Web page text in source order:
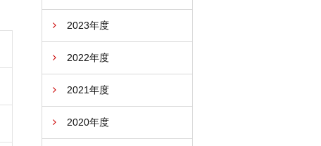
2023年度
2022年度
2021年度
2020年度